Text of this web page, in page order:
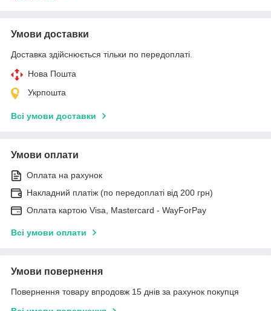
Умови доставки
Доставка здійснюється тільки по передоплаті.
Нова Пошта
Укрпошта
Всі умови доставки
Умови оплати
Оплата на рахунок
Накладний платіж (по передоплаті від 200 грн)
Оплата картою Visa, Mastercard - WayForPay
Всі умови оплати
Умови повернення
Повернення товару впродовж 15 днів за рахунок покупця